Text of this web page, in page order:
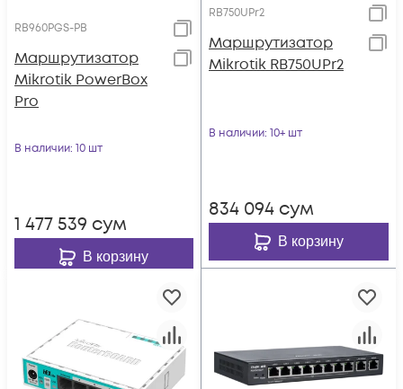
RB960PGS-PB
Маршрутизатор
Mikrotik PowerBox
Pro
В наличии: 10 шт
1 477 539 сум
В корзину
RB750UPr2
Маршрутизатор
Mikrotik RB750UPr2
В наличии: 10+ шт
834 094 сум
В корзину